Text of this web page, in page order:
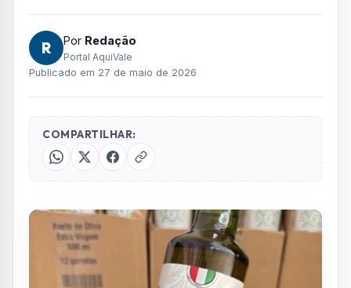
R Por Redação
Portal AquiVale
Publicado em 27 de maio de 2026
COMPARTILHAR: